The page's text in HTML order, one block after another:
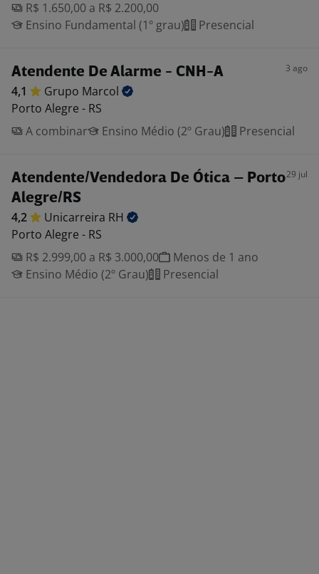
R$ 1.650,00 a R$ 2.200,00
Ensino Fundamental (1º grau)
Presencial
Atendente De Alarme - CNH-A 3 ago
4,1 Grupo Marcol
Porto Alegre - RS
A combinar
Ensino Médio (2º Grau) Presencial
Atendente/Vendedora De Ótica – Porto
Alegre/RS
29 jul
4,2 Unicarreira RH
Porto Alegre - RS
R$ 2.999,00 a R$ 3.000,00
Menos de 1 ano
Ensino Médio (2º Grau)
Presencial